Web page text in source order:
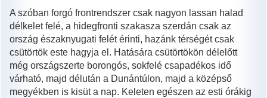
A szóban forgó frontrendszer csak nagyon lassan halad
délkelet felé, a hidegfronti szakasza szerdán csak az
ország északnyugati felét érinti, hazánk térségét csak
csütörtök este hagyja el. Hatására csütörtökön délelőtt
még országszerte borongós, sokfelé csapadékos idő
várható, majd délután a Dunántúlon, majd a középső
megyékben is kisüt a nap. Keleten egészen az esti órákig